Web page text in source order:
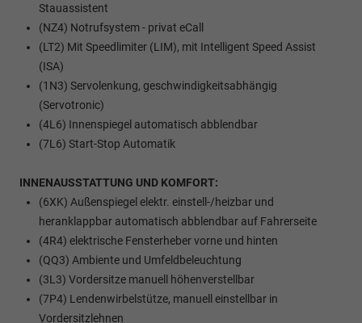
Stauassistent
(NZ4) Notrufsystem - privat eCall
(LT2) Mit Speedlimiter (LIM), mit Intelligent Speed Assist
(ISA)
(1N3) Servolenkung, geschwindigkeitsabhängig
(Servotronic)
(4L6) Innenspiegel automatisch abblendbar
(7L6) Start-Stop Automatik
INNENAUSSTATTUNG UND KOMFORT:
(6XK) Außenspiegel elektr. einstell-/heizbar und
heranklappbar automatisch abblendbar auf Fahrerseite
(4R4) elektrische Fensterheber vorne und hinten
(QQ3) Ambiente und Umfeldbeleuchtung
(3L3) Vordersitze manuell höhenverstellbar
(7P4) Lendenwirbelstütze, manuell einstellbar in
Vordersitzlehnen